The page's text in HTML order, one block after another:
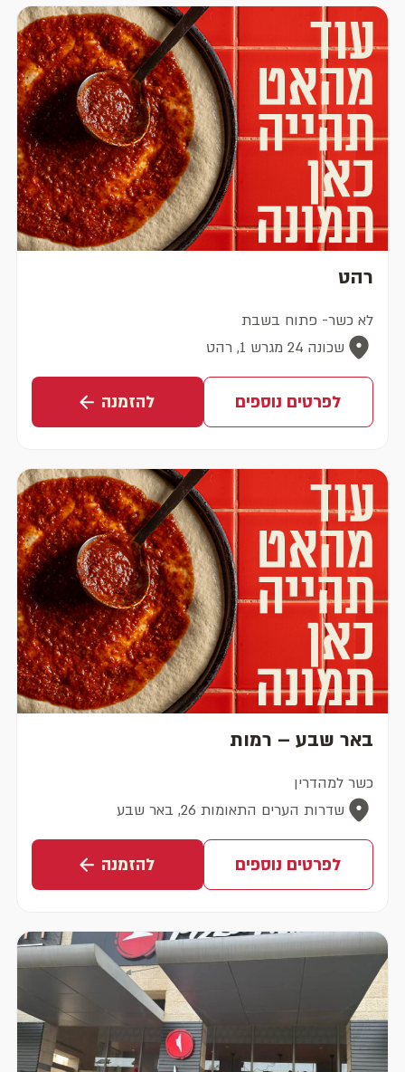
רהט
לא כשר- פתוח בשבת
שכונה 24 מגרש 1, רהט
לפרטים נוספים להזמנה
באר שבע – רמות
כשר למהדרין
שדרות הערים התאומות 26, באר שבע
לפרטים נוספים להזמנה